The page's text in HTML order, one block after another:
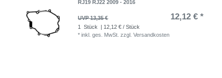
RJ19 RJ22 2009 - 2016
UVP 13,35 € 12,12 € *
1 Stück
| 12,12 € / Stück
*inkl. ges. MwSt. zzgl.Versandkosten